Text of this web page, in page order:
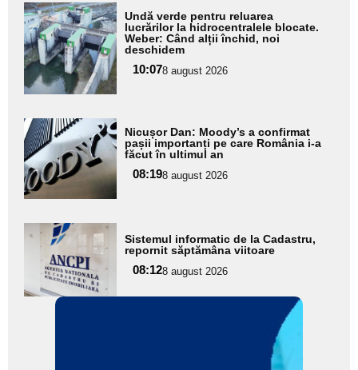
Adaugă
aici textul
pentru
subtitlu
Undă verde pentru reluarea
lucrărilor la hidrocentralele blocate.
Weber: Când alții închid, noi
deschidem
10:078 august 2026
Adaugă
aici textul
pentru
subtitlu
Nicușor Dan: Moody’s a confirmat
pașii importanți pe care România i-a
făcut în ultimul an
08:198 august 2026
Adaugă
aici textul
pentru
subtitlu
Sistemul informatic de la Cadastru,
repornit săptămâna viitoare
08:128 august 2026